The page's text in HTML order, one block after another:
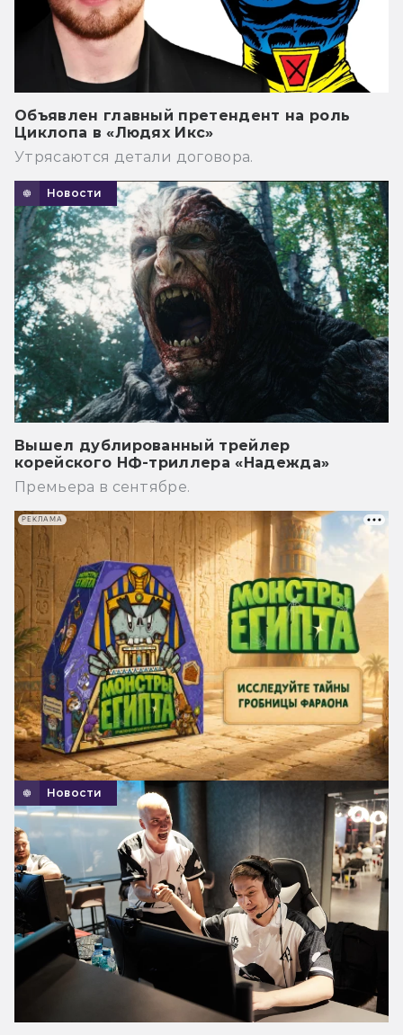
Объявлен главный претендент на роль
Циклопа в «Людях Икс»
Утрясаются детали договора.
Новости
Вышел дублированный трейлер
корейского НФ-триллера «Надежда»
Премьера в сентябре.
Новости
РЕКЛАМА